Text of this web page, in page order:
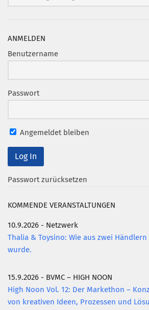
ANMELDEN
Benutzername
Passwort
Angemeldet bleiben
Passwort zurücksetzen
KOMMENDE VERANSTALTUNGEN
10.9.2026 - Netzwerk
Thalia & Toysino: Wie aus zwei
wurde.
15.9.2026 - BVMC – HIGH NOON
High Noon Vol. 12: Der Markethon –
von kreativen Ideen, Prozessen und